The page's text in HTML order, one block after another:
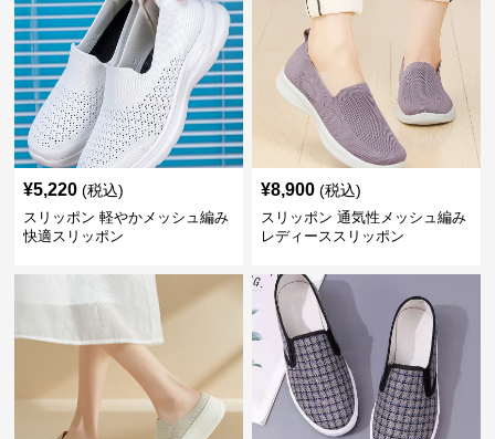
¥5,220 (税込)
スリッポン 軽やかメッシュ編み
快適スリッポン
¥8,900 (税込)
スリッポン 通気性メッシュ編み
レディーススリッポン